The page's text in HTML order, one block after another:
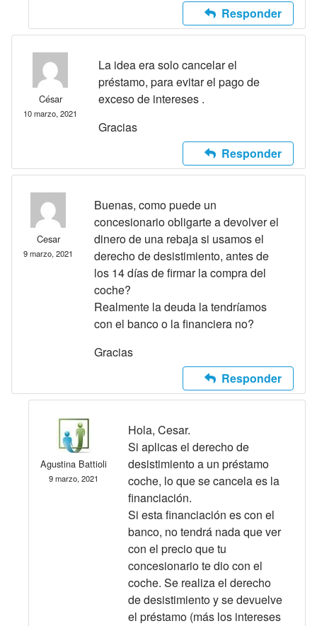
Responder
César
10 marzo, 2021
La idea era solo cancelar el
préstamo, para evitar el pago de
exceso de intereses .
Gracias
Responder
Cesar
9 marzo, 2021
Buenas, como puede un
concesionario obligarte a devolver el
dinero de una rebaja si usamos el
derecho de desistimiento, antes de
los 14 días de firmar la compra del
coche?
Realmente la deuda la tendríamos
con el banco o la financiera no?
Gracias
Responder
Agustina Battioli
9 marzo, 2021
Hola, Cesar.
Si aplicas el derecho de
desistimiento a un préstamo
coche, lo que se cancela es la
financiación.
Si esta financiación es con el
banco, no tendrá nada que ver
con el precio que tu
concesionario te dio con el
coche. Se realiza el derecho
de desistimiento y se devuelve
el préstamo (más los intereses